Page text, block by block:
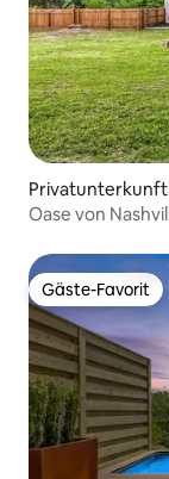
Privatunterkunft
Oase von
Gäste-Favorit
Gäste-Favorit